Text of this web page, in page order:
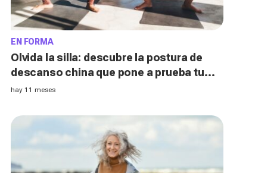
EN FORMA
Olvida la silla: descubre la postura de
descanso china que pone a prueba tu
flexibilidad y que casi nadie logra
hay 11 meses